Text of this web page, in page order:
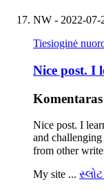
NW - 2022-07-
Tiesioginė
Nice post.
Komentaras
Nice post. Ι
and
My site ...